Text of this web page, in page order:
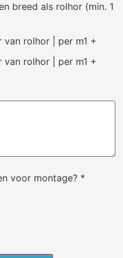
breed als rolhor (min. 1
rolhor | per m1 +
rolhor | per m1 +
voor montage? *